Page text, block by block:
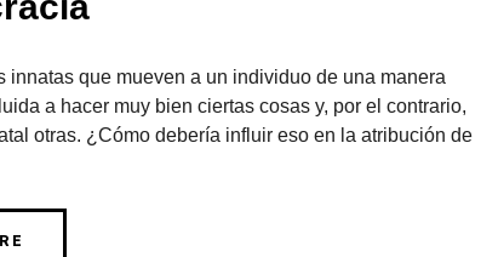
innatas que mueven a un individuo de una manera
a hacer muy bien ciertas cosas y, por el contrario,
otras. ¿Cómo debería influir eso en la atribución de